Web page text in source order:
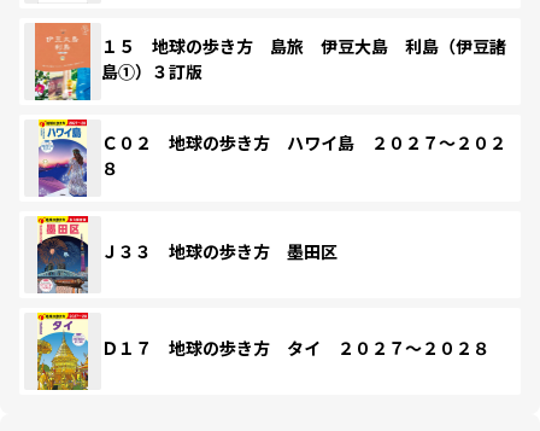
１５ 地球の歩き方 島旅 伊豆大島 利島（伊豆諸
島①）３訂版
Ｃ０２ 地球の歩き方 ハワイ島 ２０２７～２０２
８
Ｊ３３ 地球の歩き方 墨田区
Ｄ１７ 地球の歩き方 タイ ２０２７～２０２８